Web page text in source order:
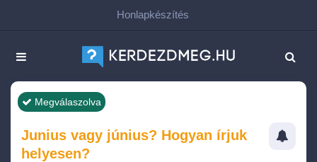
Honlapkészítés
Megválaszolva
Junius vagy június? Hogyan írjuk
helyesen?